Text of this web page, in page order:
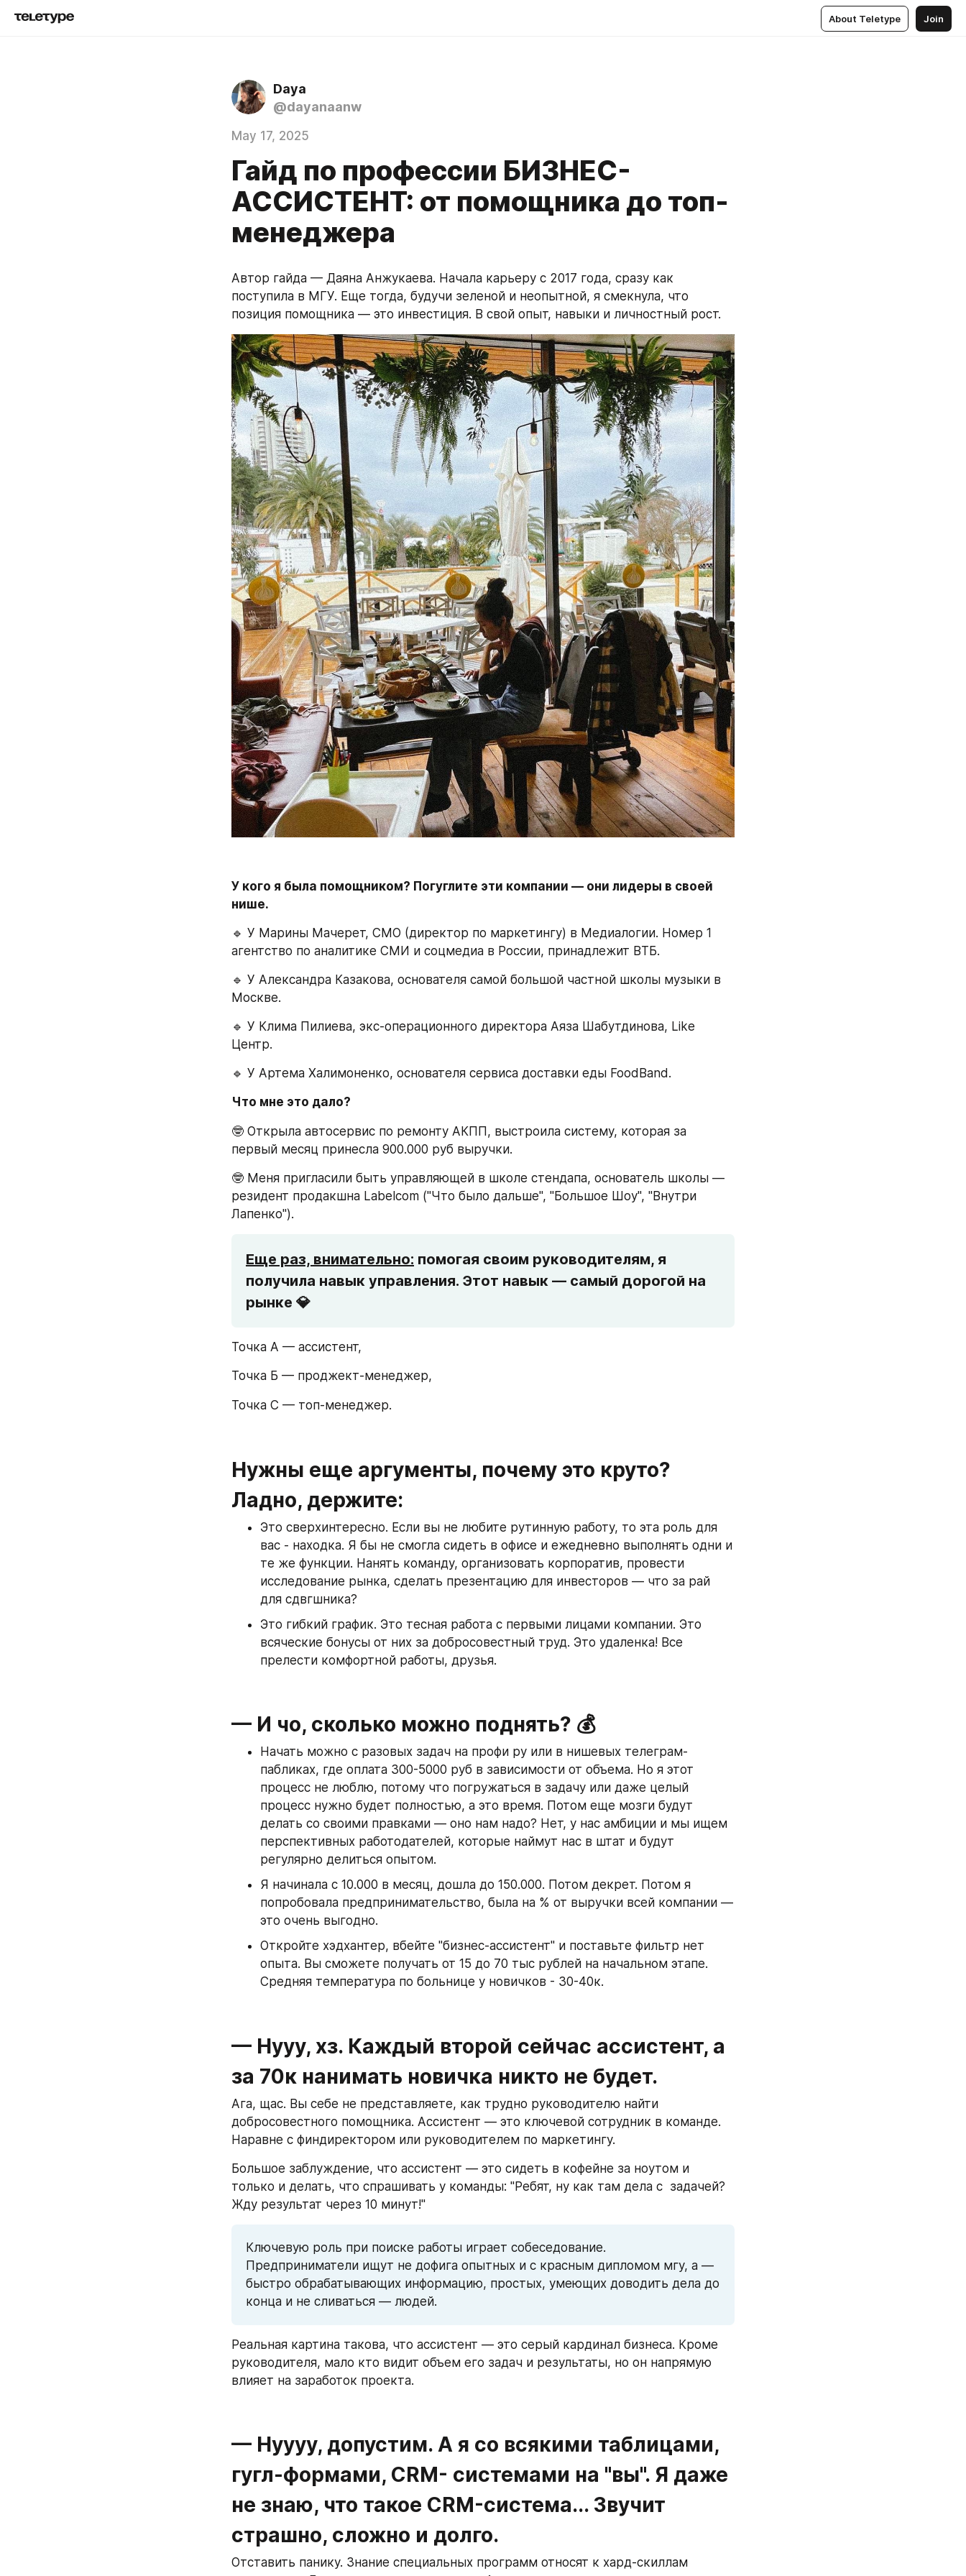
About Teletype Join
Daya
@dayanaanw
May 17, 2025
Гайд по профессии БИЗНЕС-
АССИСТЕНТ: от помощника до топ-
менеджера
Автор гайда — Даяна Анжукаева. Начала карьеру с 2017 года, сразу как
поступила в МГУ. Еще тогда, будучи зеленой и неопытной, я смекнула, что
позиция помощника — это инвестиция. В свой опыт, навыки и личностный рост.
У кого я была помощником? Погуглите эти компании — они лидеры в своей
нише.
🔹 У Марины Мачерет, CMO (директор по маркетингу) в Медиалогии. Номер 1
агентство по аналитике СМИ и соцмедиа в России, принадлежит ВТБ.
🔹 У Александра Казакова, основателя самой большой частной школы музыки в
Москве.
🔹 У Клима Пилиева, экс-операционного директора Аяза Шабутдинова, Like
Центр.
🔹 У Артема Халимоненко, основателя сервиса доставки еды FoodBand.
Что мне это дало?
🤓 Открыла автосервис по ремонту АКПП, выстроила систему, которая за
первый месяц принесла 900.000 руб выручки.
🤓 Меня пригласили быть управляющей в школе стендапа, основатель школы —
резидент продакшна Labelcom ("Что было дальше", "Большое Шоу", "Внутри
Лапенко").
Еще раз, внимательно: помогая своим руководителям, я
получила навык управления. Этот навык — самый дорогой на
рынке 💎
Точка А — ассистент,
Точка Б — проджект-менеджер,
Точка С — топ-менеджер.
Нужны еще аргументы, почему это круто?
Ладно, держите:
Это сверхинтересно. Если вы не любите рутинную работу, то эта роль для
вас - находка. Я бы не смогла сидеть в офисе и ежедневно выполнять одни и
те же функции. Нанять команду, организовать корпоратив, провести
исследование рынка, сделать презентацию для инвесторов — что за рай
для сдвгшника?
Это гибкий график. Это тесная работа с первыми лицами компании. Это
всяческие бонусы от них за добросовестный труд. Это удаленка! Все
прелести комфортной работы, друзья.
— И чо, сколько можно поднять? 💰
Начать можно с разовых задач на профи ру или в нишевых телеграм-
пабликах, где оплата 300-5000 руб в зависимости от объема. Но я этот
процесс не люблю, потому что погружаться в задачу или даже целый
процесс нужно будет полностью, а это время. Потом еще мозги будут
делать со своими правками — оно нам надо? Нет, у нас амбиции и мы ищем
перспективных работодателей, которые наймут нас в штат и будут
регулярно делиться опытом.
Я начинала с 10.000 в месяц, дошла до 150.000. Потом декрет. Потом я
попробовала предпринимательство, была на % от выручки всей компании —
это очень выгодно.
Откройте хэдхантер, вбейте "бизнес-ассистент" и поставьте фильтр нет
опыта. Вы сможете получать от 15 до 70 тыс рублей на начальном этапе.
Средняя температура по больнице у новичков - 30-40к.
— Нууу, хз. Каждый второй сейчас ассистент, а
за 70к нанимать новичка никто не будет.
Ага, щас. Вы себе не представляете, как трудно руководителю найти
добросовестного помощника. Ассистент — это ключевой сотрудник в команде.
Наравне с финдиректором или руководителем по маркетингу.
Большое заблуждение, что ассистент — это сидеть в кофейне за ноутом и
только и делать, что спрашивать у команды: "Ребят, ну как там дела с  задачей?
Жду результат через 10 минут!"
Ключевую роль при поиске работы играет собеседование.
Предприниматели ищут не дофига опытных и с красным дипломом мгу, а —
быстро обрабатывающих информацию, простых, умеющих доводить дела до
конца и не сливаться — людей.
Реальная картина такова, что ассистент — это серый кардинал бизнеса. Кроме
руководителя, мало кто видит объем его задач и результаты, но он напрямую
влияет на заработок проекта.
— Нуууу, допустим. А я со всякими таблицами,
гугл-формами, CRM- системами на "вы". Я даже
не знаю, что такое CRM-система... Звучит
страшно, сложно и долго.
Отставить панику. Знание специальных программ относят к хард-скиллам